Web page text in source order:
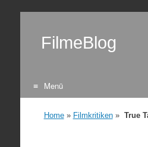
FilmeBlog
Menü
Home» Filmkritiken» True